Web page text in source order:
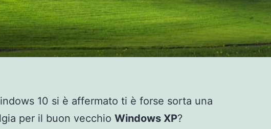
10 si è affermato ti è forse sorta una
per il buon vecchio Windows XP?